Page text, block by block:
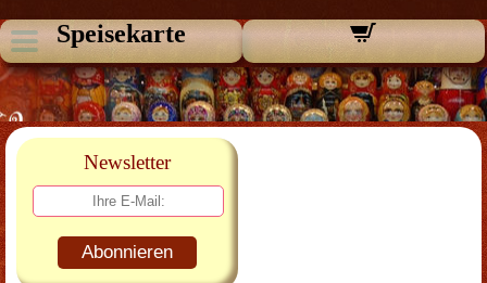
Speisekarte
Newsletter
Abonnieren